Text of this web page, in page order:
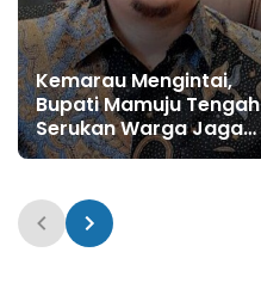
Kemarau Mengintai,
Bupati Mamuju Tengah
Serukan Warga Jaga
Hutan dan Hemat Air